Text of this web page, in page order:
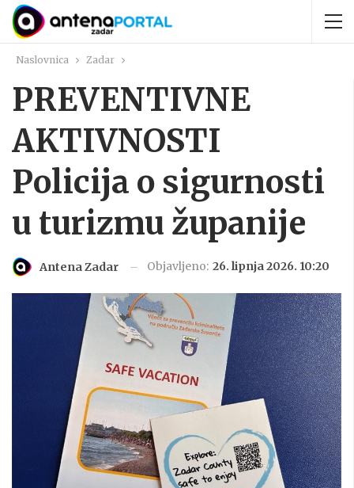
Naslovnica Zadar
PREVENTIVNE
AKTIVNOSTI
Policija o sigurnosti
u turizmu županije
Antena Zadar Objavljeno: 26. lipnja 2026. 10:20